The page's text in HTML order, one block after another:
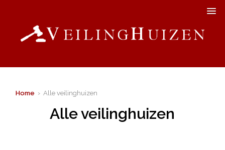
Home › Alle veilinghuizen
Alle veilinghuizen